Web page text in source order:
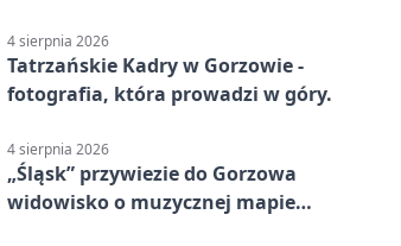
4 sierpnia 2026
Tatrzańskie Kadry w Gorzowie -
fotografia, która prowadzi w góry.
4 sierpnia 2026
„Śląsk” przywiezie do Gorzowa
widowisko o muzycznej mapie